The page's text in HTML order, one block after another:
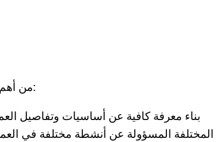
من أهم الخطوات التي يجب أن يهتم بها الفنانين الواعدين هي:
المختلفة المسؤولة عن أنشطة مختلفة في